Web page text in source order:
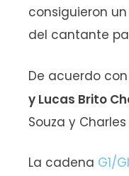
consiguieron
del cantante
De acuerdo con
y Lucas Brito
Souza y
La cadena G1/